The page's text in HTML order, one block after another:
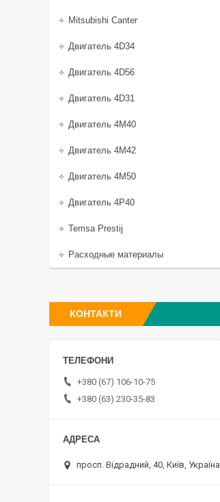
Mitsubishi Canter
Двигатель 4D34
Двигатель 4D56
Двигатель 4D31
Двигатель 4M40
Двигатель 4M42
Двигатель 4M50
Двигатель 4P40
Temsa Prestij
Расходные материалы
КОНТАКТИ
+380 (67) 106-10-75
+380 (63) 230-35-83
просп. Відрадний, 40, Київ, Україна